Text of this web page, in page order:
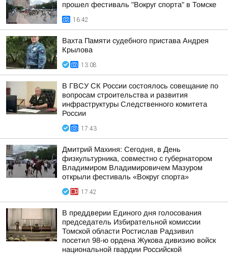
прошел фестиваль "Вокруг спорта" в Томске
16:42
Вахта Памяти судебного пристава Андрея
Крылова
13:08
В ГВСУ СК России состоялось совещание по
вопросам строительства и развития
инфраструктуры Следственного комитета
России
17:43
Дмитрий Махиня: Сегодня, в День
физкультурника, совместно с губернатором
Владимиром Владимировичем Мазуром
открыли фестиваль «Вокруг спорта»
17:42
В преддверии Единого дня голосования
председатель Избирательной комиссии
Томской области Ростислав Радзивил
посетил 98-ю ордена Жукова дивизию войск
национальной гвардии Российской